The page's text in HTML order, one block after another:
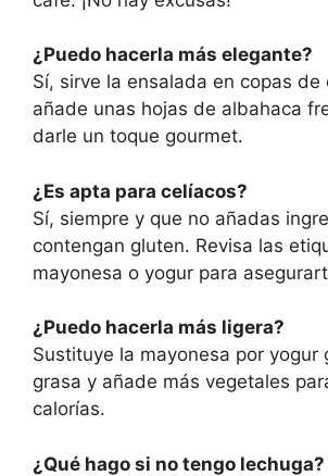
¿Puedo hacerla más elegante?
Sí, sirve la ensalada en copas de
añade unas hojas de albahaca
darle un toque gourmet.
¿Es apta para celíacos?
Sí, siempre y que no añadas
contengan gluten. Revisa las
mayonesa o yogur para
¿Puedo hacerla más ligera?
Sustituye la mayonesa por yogur
grasa y añade más vegetales
calorías.
¿Qué hago si no tengo lechuga?